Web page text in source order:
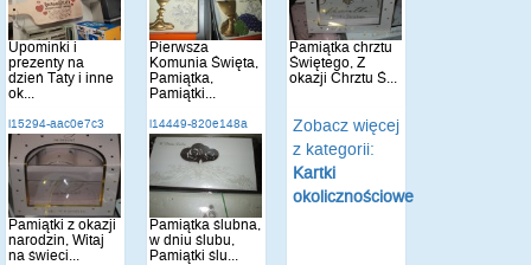
Upominki i
prezenty na
dzień Taty i inne
ok...
Pierwsza
Komunia Święta,
Pamiątka,
Pamiątki...
Pamiątka chrztu
Świętego, Z
okazji Chrztu Ś...
i15294-aac0e7c3
Pamiątki z okazji
narodzin, Witaj
na świeci...
i14449-820e148a
Pamiątka ślubna,
w dniu ślubu,
Pamiątki ślu...
Zobacz więcej
z kategorii:
Kartki
okolicznościowe